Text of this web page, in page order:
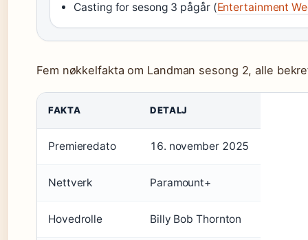
Casting for sesong 3 pågår (Entertainment
Fem nøkkelfakta om Landman sesong 2, alle
FAKTA DETALJ
Premieredato 16. november 2025
Nettverk Paramount+
Hovedrolle Billy Bob Thornton